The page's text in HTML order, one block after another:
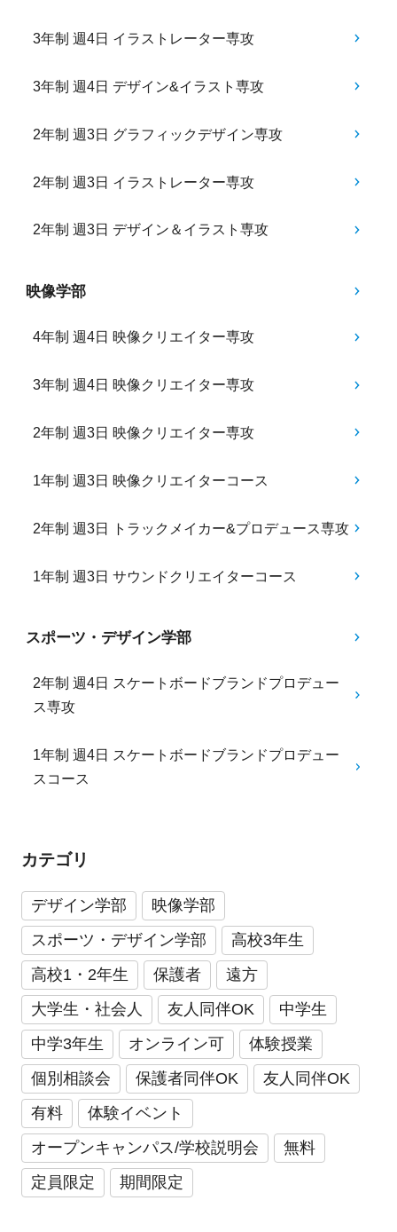
3年制 週4日 イラストレーター専攻
3年制 週4日 デザイン&イラスト専攻
2年制 週3日 グラフィックデザイン専攻
2年制 週3日 イラストレーター専攻
2年制 週3日 デザイン＆イラスト専攻
映像学部
4年制 週4日 映像クリエイター専攻
3年制 週4日 映像クリエイター専攻
2年制 週3日 映像クリエイター専攻
1年制 週3日 映像クリエイターコース
2年制 週3日 トラックメイカー&プロデュース専攻
1年制 週3日 サウンドクリエイターコース
スポーツ・デザイン学部
2年制 週4日 スケートボードブランドプロデュー
ス専攻
1年制 週4日 スケートボードブランドプロデュー
スコース
カテゴリ
デザイン学部
映像学部
スポーツ・デザイン学部
高校3年生
高校1・2年生
保護者
遠方
大学生・社会人
友人同伴OK
中学生
中学3年生
オンライン可
体験授業
個別相談会
保護者同伴OK
友人同伴OK
有料
体験イベント
オープンキャンパス/学校説明会
無料
定員限定
期間限定